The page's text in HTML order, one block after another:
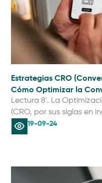
Estrategias CRO
Cómo Optimizar la
Lectura 8'. La
(CRO, por sus siglas en
19-09-24